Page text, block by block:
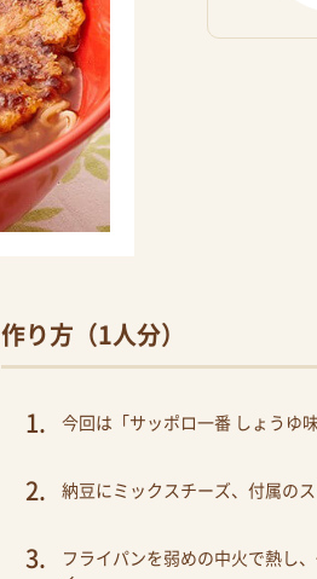
作り方（1人分）
今回は「サッポロ一番 しょうゆ
納豆にミックスチーズ、付属の
フライパンを弱めの中火で熱し